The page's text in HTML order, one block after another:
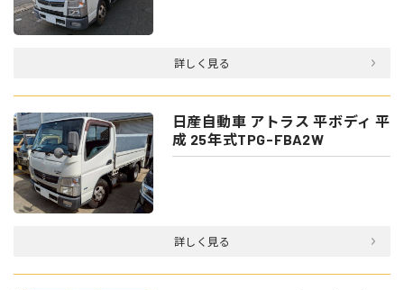
詳しく見る
日産自動車 アトラス 平ボディ 平
成 25年式TPG-FBA2W
詳しく見る